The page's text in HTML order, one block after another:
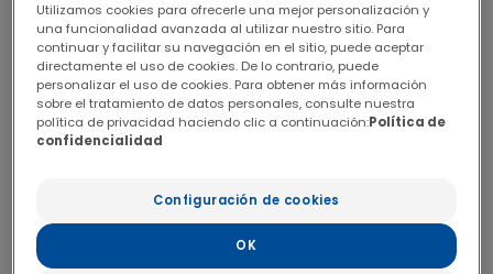
VADEMECUM
MELANOMA
FORMACIÓN
PUBLICACIONES
RECURSOS
CONCURSO
VADEMECUM
COLORRECTAL
Utilizamos cookies para ofrecerle una mejor personalización y
una funcionalidad avanzada al utilizar nuestro sitio. Para
continuar y facilitar su navegación en el sitio, puede aceptar
directamente el uso de cookies. De lo contrario, puede
personalizar el uso de cookies. Para obtener más información
sobre el tratamiento de datos personales, consulte nuestra
política de privacidad haciendo clic a continuación:Política de
confidencialidad
Configuración de cookies
OK